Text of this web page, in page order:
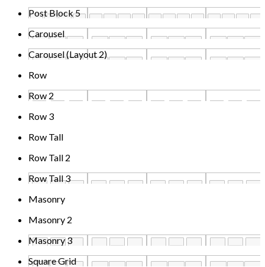
Post Block 5
Carousel
Carousel (Layout 2)
Row
Row 2
Row 3
Row Tall
Row Tall 2
Row Tall 3
Masonry
Masonry 2
Masonry 3
Square Grid